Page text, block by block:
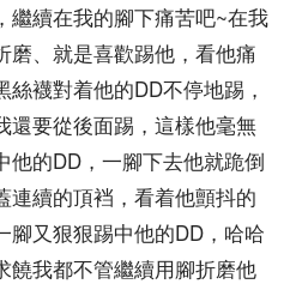
繼續在我的腳下痛苦吧~在我
磨、就是喜歡踢他，看他痛
襪對着他的DD不停地踢，
還要從後面踢，這樣他毫無
他的DD，一腳下去他就跪倒
連續的頂裆，看着他顫抖的
腳又狠狠踢中他的DD，哈哈
饒我都不管繼續用腳折磨他